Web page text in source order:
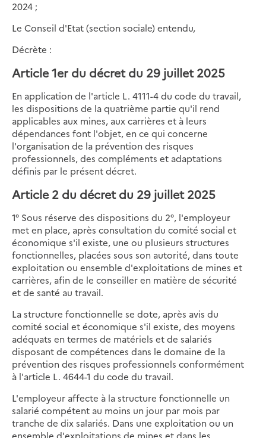
2024 ;
Le Conseil d'Etat (section sociale) entendu,
Décrète :
Article 1er du décret du 29 juillet 2025
En application de l'article L. 4111-4 du code du travail,
les dispositions de la quatrième partie qu'il rend
applicables aux mines, aux carrières et à leurs
dépendances font l'objet, en ce qui concerne
l'organisation de la prévention des risques
professionnels, des compléments et adaptations
définis par le présent décret.
Article 2 du décret du 29 juillet 2025
1° Sous réserve des dispositions du 2°, l'employeur
met en place, après consultation du comité social et
économique s'il existe, une ou plusieurs structures
fonctionnelles, placées sous son autorité, dans toute
exploitation ou ensemble d'exploitations de mines et
carrières, afin de le conseiller en matière de sécurité
et de santé au travail.
La structure fonctionnelle se dote, après avis du
comité social et économique s'il existe, des moyens
adéquats en termes de matériels et de salariés
disposant de compétences dans le domaine de la
prévention des risques professionnels conformément
à l'article L. 4644-1 du code du travail.
L'employeur affecte à la structure fonctionnelle un
salarié compétent au moins un jour par mois par
tranche de dix salariés. Dans une exploitation ou un